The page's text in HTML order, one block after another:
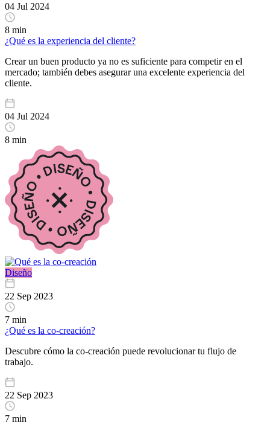
04 Jul 2024
8 min
¿Qué es la experiencia del cliente?
Crear un buen producto ya no es suficiente para competir en el
mercado; también debes asegurar una excelente experiencia del
cliente.
04 Jul 2024
8 min
Diseño
22 Sep 2023
7 min
¿Qué es la co-creación?
Descubre cómo la co-creación puede revolucionar tu flujo de
trabajo.
22 Sep 2023
7 min